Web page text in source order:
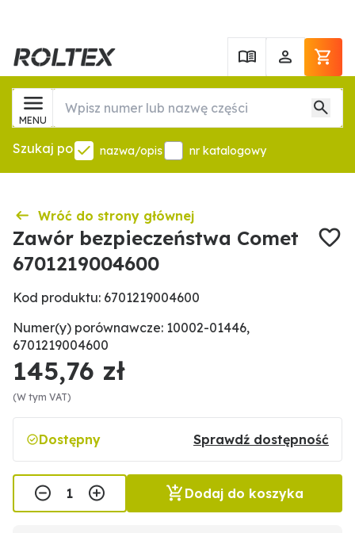
MENU
Szukaj po nazwa/opis nr katalogowy
Wróć do strony głównej
Zawór bezpieczeństwa Comet
6701219004600
Kod produktu: 6701219004600
Numer(y) porównawcze: 10002-01446,
6701219004600
145,76 zł
(W tym VAT)
Dostępny Sprawdź dostępność
Dodaj do koszyka